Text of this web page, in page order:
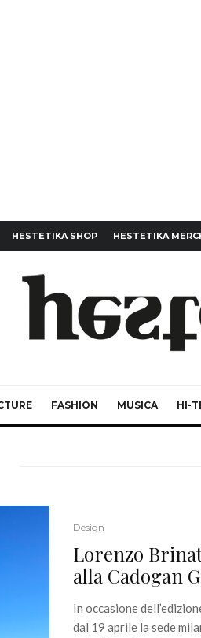
HESTETIKA SHOP HESTETIKA
FASHION MUSICA HI-
Design
Lorenzo
alla Cadogan
In occasione
dal 19 aprile la sede